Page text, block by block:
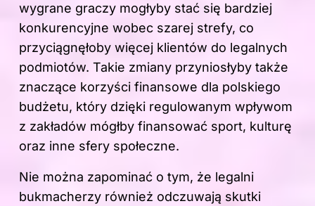
wygrane graczy mogłyby stać się bardziej
konkurencyjne wobec szarej strefy, co
przyciągnęłoby więcej klientów do legalnych
podmiotów. Takie zmiany przyniosłyby także
znaczące korzyści finansowe dla polskiego
budżetu, który dzięki regulowanym wpływom
z zakładów mógłby finansować sport, kulturę
oraz inne sfery społeczne.
Nie można zapominać o tym, że legalni
bukmacherzy również odczuwają skutki